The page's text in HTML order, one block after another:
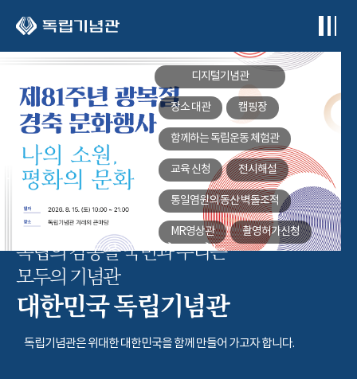
디지털기념관
장소 대관 캠핑장
함께하는독립운동 체험관
교육 신청 전시해설
통일염원의 동산벽돌조적
MR영상관 촬영허가신청
독립의 감동을 국민과 누리는
모두의 기념관
대한민국 독립기념관
독립기념관은 위대한 대한민국을 함께 만들어 가고자 합니다.